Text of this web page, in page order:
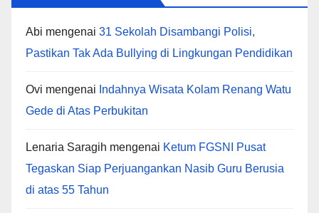
Abi mengenai 31 Sekolah Disambangi Polisi,
Pastikan Tak Ada Bullying di Lingkungan Pendidikan
Ovi mengenai Indahnya Wisata Kolam Renang Watu
Gede di Atas Perbukitan
Lenaria Saragih mengenai Ketum FGSNI Pusat
Tegaskan Siap Perjuangankan Nasib Guru Berusia
di atas 55 Tahun